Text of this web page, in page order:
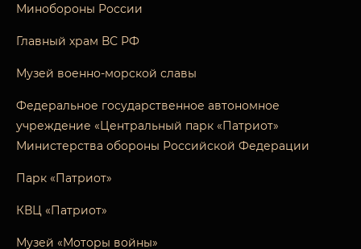
Минобороны России
Главный храм ВС РФ
Музей военно-морской славы
Федеральное государственное автономное
учреждение «Центральный парк «Патриот»
Министерства обороны Российской Федерации
Парк «Патриот»
КВЦ «Патриот»
Музей «Моторы войны»